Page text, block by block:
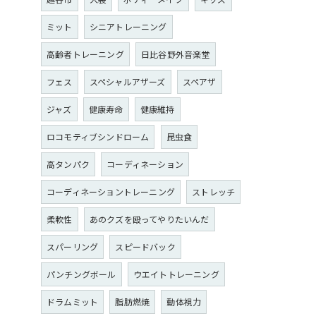
ミット シニアトレーニング
高齢者トレーニング 日比谷野外音楽堂
フェス スペシャルアザーズ スペアザ
ジャズ 健康寿命 健康維持
ロコモティブシンドローム 昆虫食
高タンパク コーディネーション
コーディネーショントレーニング ストレッチ
柔軟性 あのクズを殴ってやりたいんだ
スパーリング スピードバック
パンチングボール ウエイトトレーニング
ドラムミット 脂肪燃焼 動体視力